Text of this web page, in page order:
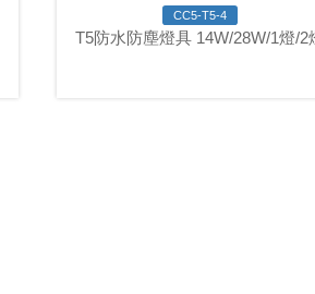
CC5-T5-4
T5防水防塵燈具 14W/28W/1燈/2